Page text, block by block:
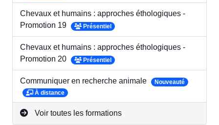
Chevaux et humains : approches éthologiques -
Promotion 19
Présentiel
Chevaux et humains : approches éthologiques -
Promotion 20
Présentiel
Communiquer en recherche animale
Nouveauté
À distance
Voir toutes les formations